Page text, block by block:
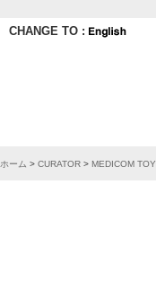
CHANGE TO :
ホーム > CURATOR > MEDICOM TOY